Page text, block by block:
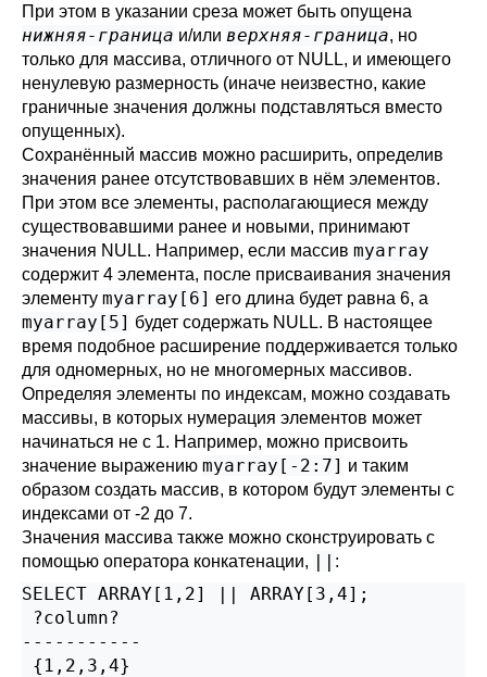
При этом в указании среза может быть опущена
нижняя-граница и/или верхняя-граница, но
только для массива, отличного от NULL, и имеющего
ненулевую размерность (иначе неизвестно, какие
граничные значения должны подставляться вместо
опущенных).
Сохранённый массив можно расширить, определив
значения ранее отсутствовавших в нём элементов.
При этом все элементы, располагающиеся между
существовавшими ранее и новыми, принимают
значения NULL. Например, если массив myarray
содержит 4 элемента, после присваивания значения
элементу myarray[6] его длина будет равна 6, а
myarray[5] будет содержать NULL. В настоящее
время подобное расширение поддерживается только
для одномерных, но не многомерных массивов.
Определяя элементы по индексам, можно создавать
массивы, в которых нумерация элементов может
начинаться не с 1. Например, можно присвоить
значение выражению myarray[-2:7] и таким
образом создать массив, в котором будут элементы с
индексами от -2 до 7.
Значения массива также можно сконструировать с
помощью оператора конкатенации, || :
SELECT ARRAY[1,2] || ARRAY[3,4];
?column?
-----------
{1,2,3,4}